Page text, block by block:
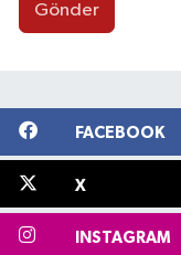
Gönder
FACEBOOK
X
INSTAGRAM